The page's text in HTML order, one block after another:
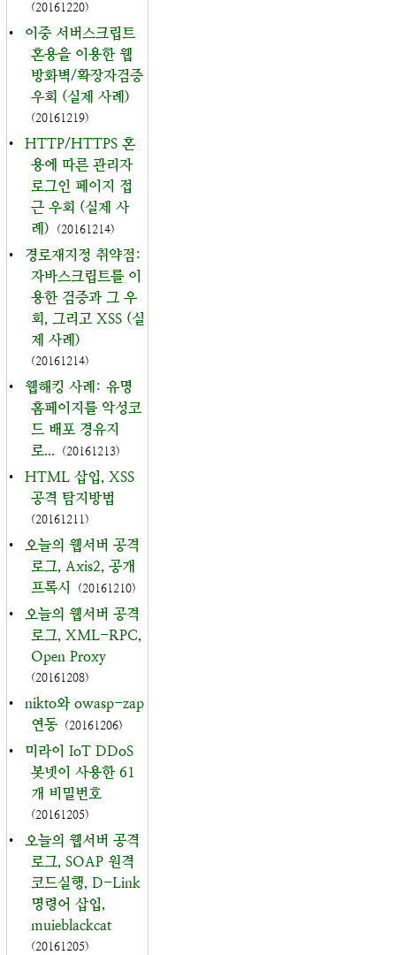
(20161220)
•
이중 서버스크립트
혼용을 이용한 웹
방화벽/확장자검증
우회 (실제 사례)
(20161219)
•
HTTP/HTTPS 혼
용에 따른 관리자
로그인 페이지 접
근 우회 (실제 사
례)
(20161214)
•
경로재지정 취약점:
자바스크립트를 이
용한 검증과 그 우
회, 그리고 XSS (실
제 사례)
(20161214)
•
웹해킹 사례: 유명
홈페이지를 악성코
드 배포 경유지
로...
(20161213)
•
HTML 삽입, XSS
공격 탐지방법
(20161211)
•
오늘의 웹서버 공격
로그, Axis2, 공개
프록시
(20161210)
•
오늘의 웹서버 공격
로그, XML-RPC,
Open Proxy
(20161208)
•
nikto와 owasp-zap
연동 (20161206)
•
미라이 IoT DDoS
봇넷이 사용한 61
개 비밀번호
(20161205)
•
오늘의 웹서버 공격
로그, SOAP 원격
코드실행, D-Link
명령어 삽입,
muieblackcat
(20161205)